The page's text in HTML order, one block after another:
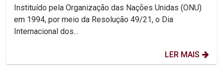
Instituído pela Organização das Nações Unidas (ONU)
em 1994, por meio da Resolução 49/21, o Dia
Internacional dos...
LER MAIS